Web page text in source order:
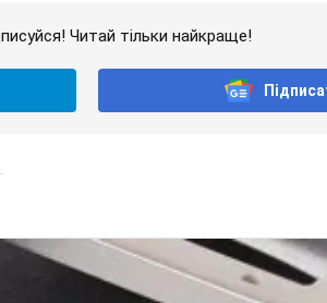
Читай тільки найкраще!